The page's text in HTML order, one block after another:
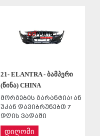
21- ELANTRA - ბამპერი
(წინა) CHINA
მორგების გარანტია! ან
უკან დავიბრუნებთ 7
დღის ვადაში
დიღომი